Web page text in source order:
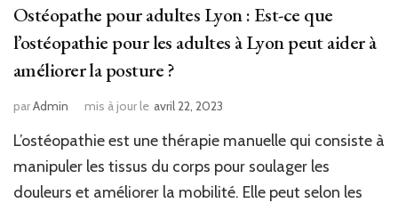
Ostéopathe pour adultes Lyon : Est-ce que
l’ostéopathie pour les adultes à Lyon peut aider à
améliorer la posture ?
parAdmin mis à jour le avril 22, 2023
L’ostéopathie est une thérapie manuelle qui consiste à
manipuler les tissus du corps pour soulager les
douleurs et améliorer la mobilité. Elle peut selon les